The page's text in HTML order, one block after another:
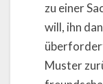
zu einer
will, ihn
Muster